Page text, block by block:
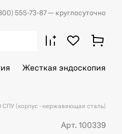
555-73-87 — круглосуточно
Жесткая эндоскопия
(корпус - нержавеющая сталь)
Арт. 100339